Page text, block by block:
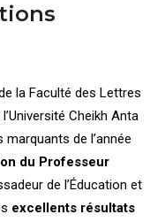
la Faculté des Lettres
Cheikh Anta
de l’année
du Professeur
de l’Éducation et
excellents résultats